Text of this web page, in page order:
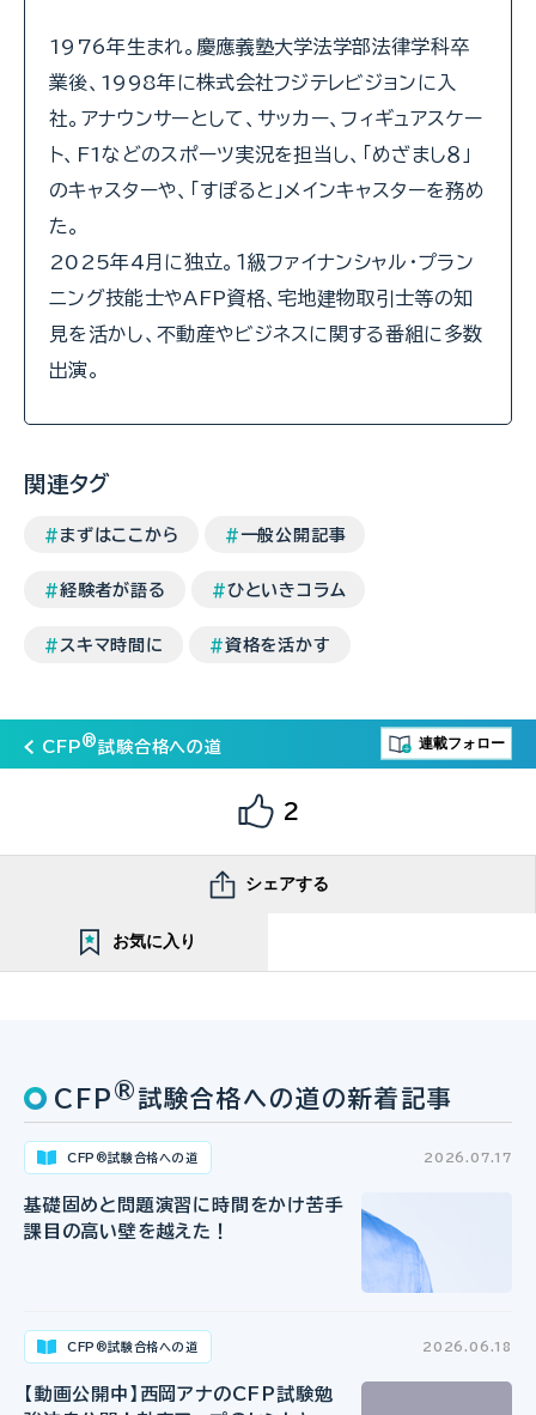
1976年生まれ。慶應義塾大学法学部法律学科卒
業後、1998年に株式会社フジテレビジョンに入
社。アナウンサーとして、サッカー、フィギュアスケー
ト、F1などのスポーツ実況を担当し、「めざまし８」
のキャスターや、「すぽると」メインキャスターを務め
た。
2025年4月に独立。１級ファイナンシャル・プラン
ニング技能士やAFP資格、宅地建物取引士等の知
見を活かし、不動産やビジネスに関する番組に多数
出演。
関連タグ
まずはここから 一般公開記事
経験者が語る ひといきコラム
スキマ時間に 資格を活かす
CFP®試験合格への道 連載フォロー
2
シェアする
お気に入り
CFP ® 試験合格への道の新着記事
CFP ®試験合格への道 2026.07.17
基礎固めと問題演習に時間をかけ苦手
課目の高い壁を越えた！
CFP ®試験合格への道 2026.06.18
【動画公開中】西岡アナのCFP試験勉